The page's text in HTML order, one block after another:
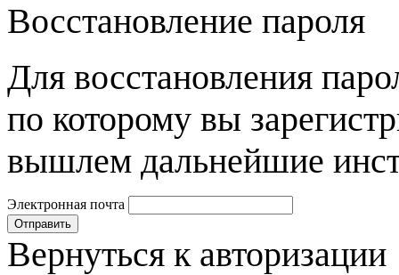
Восстановление пароля
Для восстановления
по которому вы
вышлем дальнейшие
Электронная почта
Вернуться к авторизации